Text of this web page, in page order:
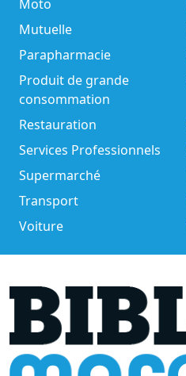
Moto
Mutuelle
Parapharmacie
Produit de grande
consommation
Restauration
Services Professionnels
Supermarché
Transport
Voiture